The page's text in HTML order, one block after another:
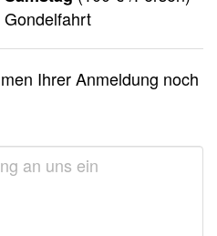
Ihrer Anmeldung noch